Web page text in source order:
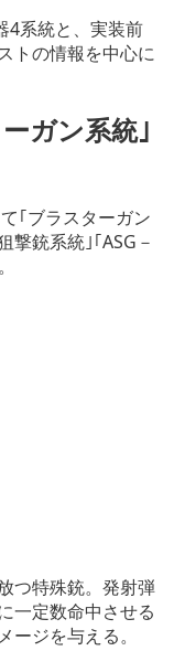
4系統と、実装前
トの情報を中心に
ガン系統｣
｢ブラスターガン
撃銃系統｣｢ASG－
つ特殊銃。発射弾
一定数命中させる
ジを与える。